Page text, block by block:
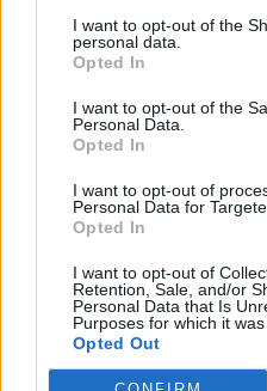
I want to opt-out of the
personal data.
Opted In
I want to opt-out of the
Personal Data.
Opted In
I want to opt-out of
Personal Data for
Opted In
I want to opt-out of
Retention, Sale, and/or
Personal Data that Is
Purposes for which it was
Opted Out
εσοδείας 2026
Ολοκληρώνεται η
Περιβόλι – Αβδέλλα
6 Αυγούστου 2026
Έναρξη εγγραφών στο